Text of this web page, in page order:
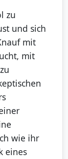
zu
und sich
mit
mit
wie ihr
eines